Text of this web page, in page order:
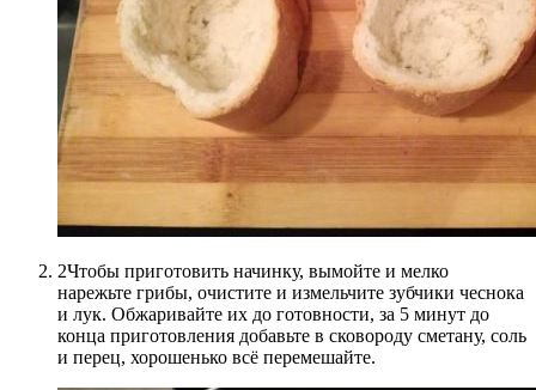
2Чтобы приготовить начинку, вымойте и мелко
нарежьте грибы, очистите и измельчите зубчики чеснока
и лук. Обжаривайте их до готовности, за 5 минут до
конца приготовления добавьте в сковороду сметану, соль
и перец, хорошенько всё перемешайте.